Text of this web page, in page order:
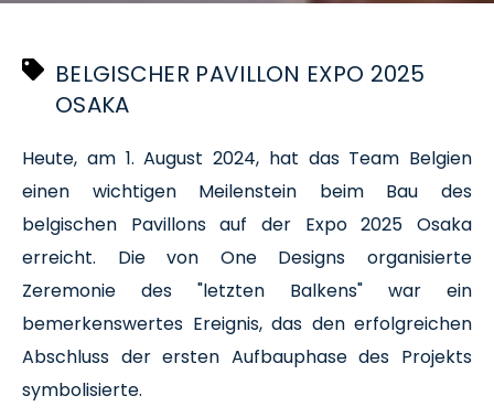
BELGISCHER PAVILLON EXPO 2025
OSAKA
Heute, am 1. August 2024, hat das Team Belgien
einen wichtigen Meilenstein beim Bau des
belgischen Pavillons auf der Expo 2025 Osaka
erreicht. Die von One Designs organisierte
Zeremonie des "letzten Balkens" war ein
bemerkenswertes Ereignis, das den erfolgreichen
Abschluss der ersten Aufbauphase des Projekts
symbolisierte.